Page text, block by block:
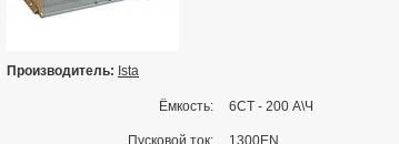
Производитель: Ista
Ёмкость: 6СТ - 200 А\Ч